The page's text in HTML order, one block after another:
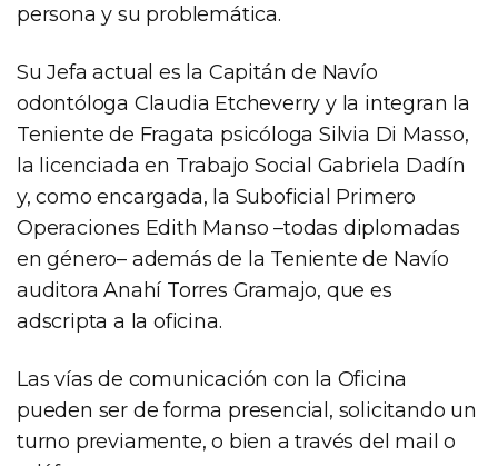
persona y su problemática.
Su Jefa actual es la Capitán de Navío
odontóloga Claudia Etcheverry y la integran la
Teniente de Fragata psicóloga Silvia Di Masso,
la licenciada en Trabajo Social Gabriela Dadín
y, como encargada, la Suboficial Primero
Operaciones Edith Manso –todas diplomadas
en género– además de la Teniente de Navío
auditora Anahí Torres Gramajo, que es
adscripta a la oficina.
Las vías de comunicación con la Oficina
pueden ser de forma presencial, solicitando un
turno previamente, o bien a través del mail o